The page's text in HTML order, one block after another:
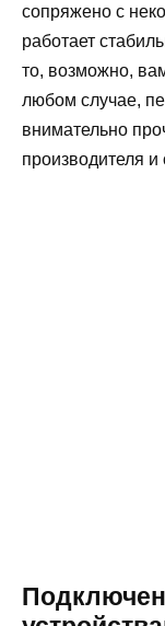
сопряжено с
работает
то, возможно,
любом случае,
внимательно
производителя